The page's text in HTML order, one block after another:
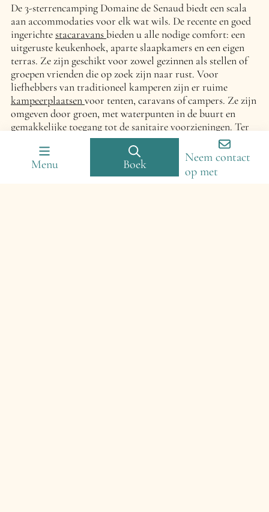
De 3-sterrencamping Domaine de Senaud biedt een scala
aan accommodaties voor elk wat wils. De recente en goed
ingerichtestacaravansbieden u alle nodige comfort: een
uitgeruste keukenhoek, aparte slaapkamers en een eigen
terras. Ze zijn geschikt voor zowel gezinnen als stellen of
groepen vrienden die op zoek zijn naar rust. Voor
liefhebbers van traditioneel kamperen zijn er ruime
kampeerplaatsenvoor tenten, caravans of campers. Ze zijn
omgeven door groen, met waterpunten in de buurt en
gemakkelijke toegang tot de sanitaire voorzieningen. Ter
plaatse bent u verzekerd van een warm welkom en diensten
die zijn ontworpen om uw dagelijks leven te
vergemakkelijken, zoals een eetgelegenheid, een
kruidenierswinkel, incidentele animatie, een wasserette en
Menu Boek
Neem contact
op met